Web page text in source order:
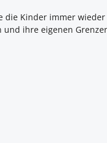
Kinder immer
ihre eigenen